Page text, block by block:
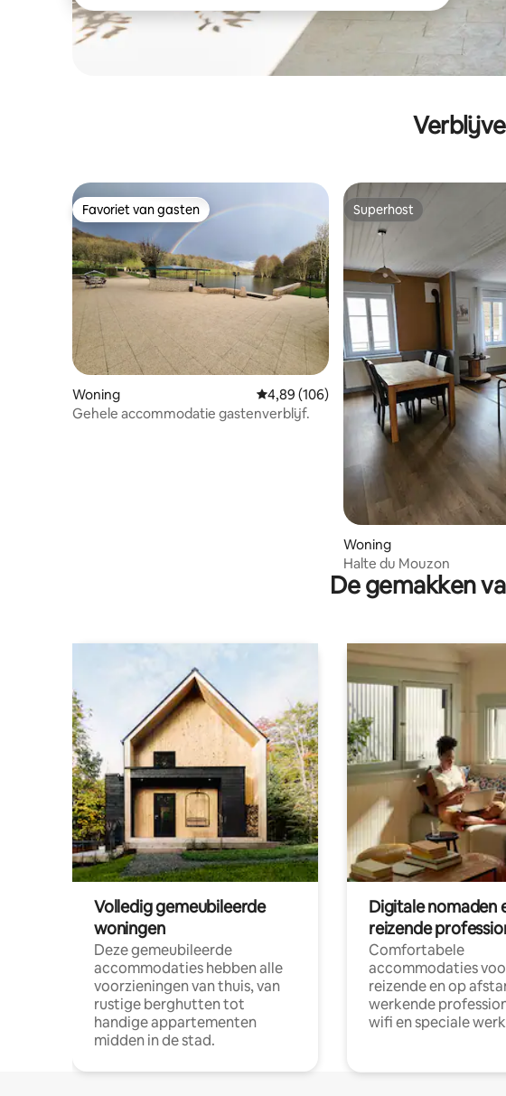
Favoriet van gasten
Favoriet van gasten
Woning Gemiddelde beoordeling van 4,89 uit 5,
4,89 (106)
Gehele accommodatie gastenverblijf.
Superhost
Superhost
Woning
Halte du Mouzon
De gemakken
Volledig gemeubileerde
woningen
Deze gemeubileerde
accommodaties hebben alle
voorzieningen van thuis, van
rustige berghutten tot
handige appartementen
midden in de stad.
Digitale nomaden
reizende
Comfortabele
accommodaties
reizende en op
werkende
wifi en speciale